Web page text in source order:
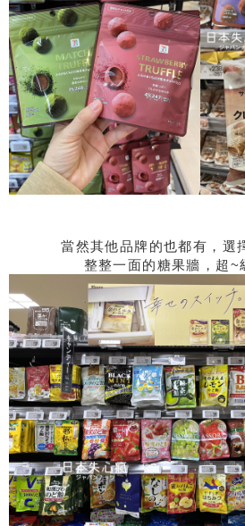
當然其他品牌的也都有，選
整整一面的糖果牆，超~